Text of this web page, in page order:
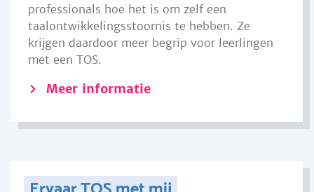
professionals hoe het is om zelf een
taalontwikkelingsstoornis te hebben. Ze
krijgen daardoor meer begrip voor leerlingen
met een TOS.
Meer informatie